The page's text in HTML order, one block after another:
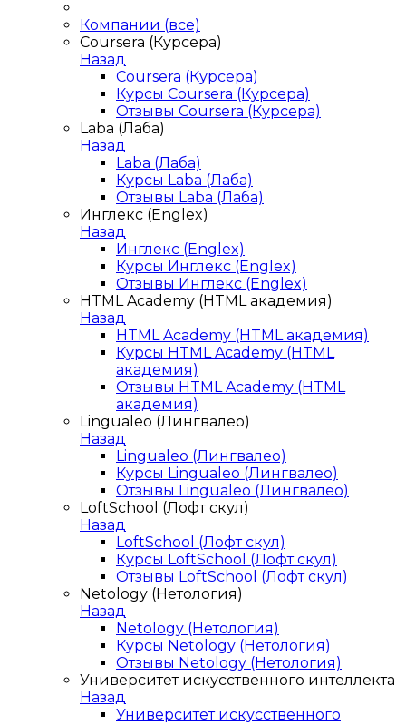
Компании (все)
Coursera (Курсера)
Назад
Coursera (Курсера)
Курсы Coursera (Курсера)
Отзывы Coursera (Курсера)
Laba (Лаба)
Назад
Laba (Лаба)
Курсы Laba (Лаба)
Отзывы Laba (Лаба)
Инглекс (Englex)
Назад
Инглекс (Englex)
Курсы Инглекс (Englex)
Отзывы Инглекс (Englex)
HTML Academy (HTML академия)
Назад
HTML Academy (HTML академия)
Курсы HTML Academy (HTML
академия)
Отзывы HTML Academy (HTML
академия)
Lingualeo (Лингвалео)
Назад
Lingualeo (Лингвалео)
Курсы Lingualeo (Лингвалео)
Отзывы Lingualeo (Лингвалео)
LoftSchool (Лофт скул)
Назад
LoftSchool (Лофт скул)
Курсы LoftSchool (Лофт скул)
Отзывы LoftSchool (Лофт скул)
Netology (Нетология)
Назад
Netology (Нетология)
Курсы Netology (Нетология)
Отзывы Netology (Нетология)
Университет искусственного интеллекта
Назад
Университет искусственного